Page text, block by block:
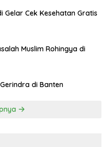
Gelar Cek Kesehatan Gratis
Muslim Rohingya di
di Banten